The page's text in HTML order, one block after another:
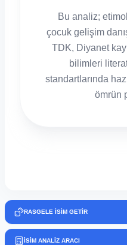
RASGELE İSİM GETİR
İSİM ANALİZ ARACI
Bu analiz;
çocuk gelişim
TDK, Diyanet
bilimleri
standartlarında
ömrün